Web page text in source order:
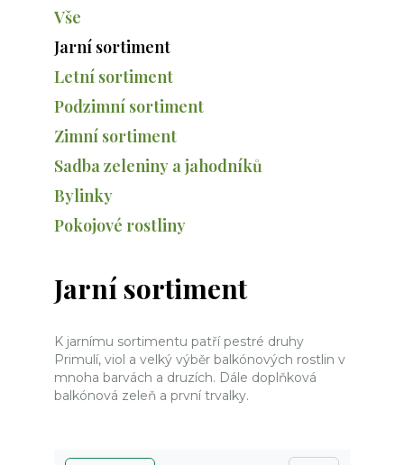
Vše
Jarní sortiment
Letní sortiment
Podzimní sortiment
Zimní sortiment
Sadba zeleniny a jahodníků
Bylinky
Pokojové rostliny
Jarní sortiment
K jarnímu sortimentu patří pestré druhy
Primulí, viol a velký výběr balkónových rostlin v
mnoha barvách a druzích. Dále doplňková
balkónová zeleň a první trvalky.